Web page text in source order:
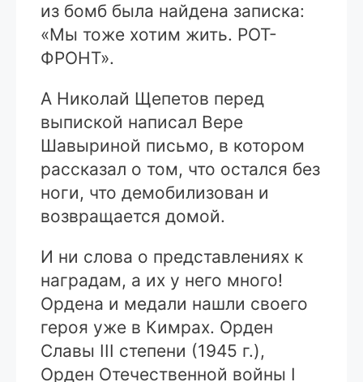
из бомб была найдена записка:
«Мы тоже хотим жить. РОТ-
ФРОНТ».
А Николай Щепетов перед
выпиской написал Вере
Шавыриной письмо, в котором
рассказал о том, что остался без
ноги, что демобилизован и
возвращается домой.
И ни слова о представлениях к
наградам, а их у него много!
Ордена и медали нашли своего
героя уже в Кимрах. Орден
Славы III степени (1945 г.),
Орден Отечественной войны I